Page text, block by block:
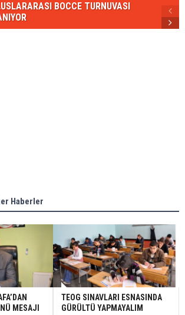
BOCCE TURNUVASI
Haberler
MESAJI
TEOG SINAVLARI ESNASINDA
GÜRÜLTÜ YAPMAYALIM